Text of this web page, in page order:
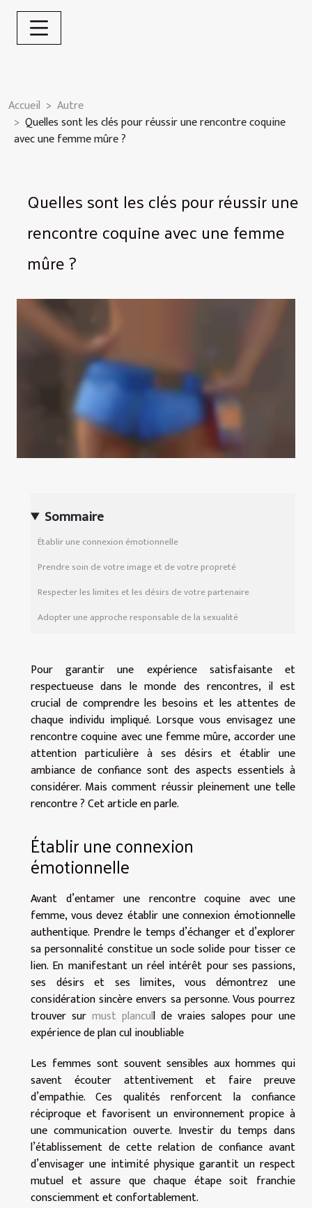
Accueil
Autre
Quelles sont les clés pour réussir une rencontre coquine
avec une femme mûre ?
Quelles sont les clés pour réussir une
rencontre coquine avec une femme
mûre ?
Sommaire
Établir une connexion émotionnelle
Prendre soin de votre image et de votre propreté
Respecter les limites et les désirs de votre partenaire
Adopter une approche responsable de la sexualité
Pour garantir une expérience satisfaisante et
respectueuse dans le monde des rencontres, il est
crucial de comprendre les besoins et les attentes de
chaque individu impliqué. Lorsque vous envisagez une
rencontre coquine avec une femme mûre, accorder une
attention particulière à ses désirs et établir une
ambiance de confiance sont des aspects essentiels à
considérer. Mais comment réussir pleinement une telle
rencontre ? Cet article en parle.
Établir une connexion
émotionnelle
Avant d’entamer une rencontre coquine avec une
femme, vous devez établir une connexion émotionnelle
authentique. Prendre le temps d’échanger et d’explorer
sa personnalité constitue un socle solide pour tisser ce
lien. En manifestant un réel intérêt pour ses passions,
ses désirs et ses limites, vous démontrez une
considération sincère envers sa personne. Vous pourrez
trouver sur must plancull de vraies salopes pour une
expérience de plan cul inoubliable
Les femmes sont souvent sensibles aux hommes qui
savent écouter attentivement et faire preuve
d’empathie. Ces qualités renforcent la confiance
réciproque et favorisent un environnement propice à
une communication ouverte. Investir du temps dans
l’établissement de cette relation de confiance avant
d’envisager une intimité physique garantit un respect
mutuel et assure que chaque étape soit franchie
consciemment et confortablement.